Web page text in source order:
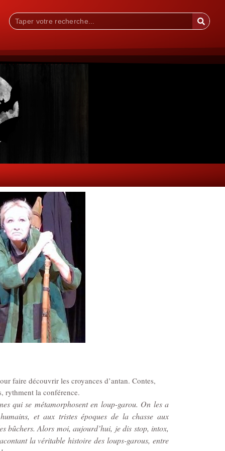
faire découvrir les croyances d’antan. Contes,
rythment la conférence.
qui se métamorphosent en loup-garou. On les a
et aux tristes époques de la chasse aux
bûchers. Alors moi, aujourd’hui, je dis stop, intox,
la véritable histoire des loups-garous, entre